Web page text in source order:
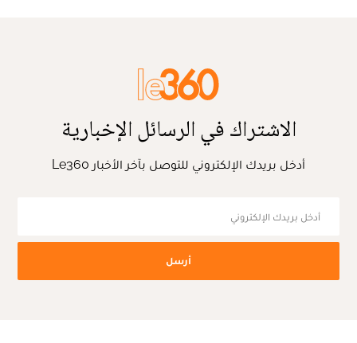
الاشتراك في الرسائل الإخبارية
أدخل بريدك الإلكتروني للتوصل بآخر الأخبار Le360
أرسل